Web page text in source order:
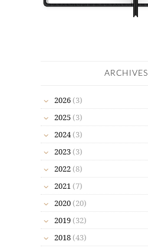
ARCHIVES
2026 (3)
2025 (3)
2024 (3)
2023 (3)
2022 (8)
2021 (7)
2020 (20)
2019 (32)
2018 (43)